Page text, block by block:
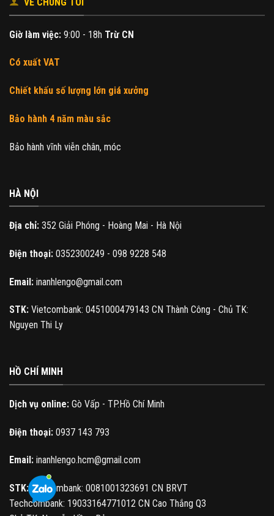
biến
thể.
Các
được
trên
sản
Giờ làm việc: 9:00 - 18h Trừ CN
Có xuất VAT
Chiết khấu số lượng lớn giá xưởng
Bảo hành 4 năm màu sắc
Bảo hành vĩnh viễn chân, móc
HÀ NỘI
Địa chỉ: 352 Giải Phóng - Hoàng Mai - Hà Nội
Điện thoại: 0352300249 - 098 9228 548
Email: inanhlengo@gmail.com
STK: Vietcombank: 0451000479143 CN Thành Công - Chủ TK:
Nguyen Thi Ly
HỒ CHÍ MINH
Dịch vụ online: Gò Vấp - TP.Hồ Chí Minh
Điện thoại: 0937 143 793
Email: inanhlengo.hcm@gmail.com
STK:Vietcombank: 0081001323691 CN BRVT
Techcombank: 19033164771012 CN Cao Thắng Q3